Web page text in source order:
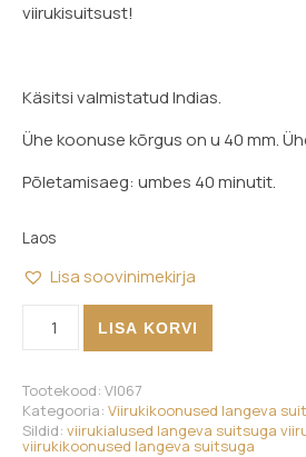
viirukisuitsust!
Käsitsi valmistatud Indias.
Ühe koonuse kõrgus on u 40 mm.
Põletamisaeg: umbes 40 minutit.
Laos
Lisa soovinimekirja
LISA KORVI
Tootekood: VI067
Kategooria: Viirukikoonused langeva
Sildid: viirukialused langeva suitsuga
viirukikoonused langeva suitsuga